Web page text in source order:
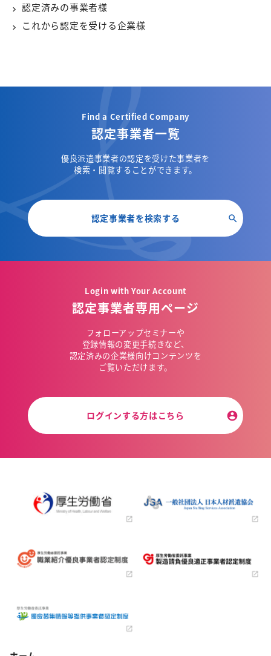
認定済みの事業者様
これから認定を受ける企業様
Find a Certified Company
認定事業者一覧
優良派遣事業者の認定を受けた事業者を
検索・閲覧することができます。
認定事業者を検索する
Login with Your Account
認定事業者専用ページ
フォローアップセミナーや
登録情報の変更手続きなど、
認定済みの企業様向けコンテンツを
ご覧いただけます。
ログインする方はこちら